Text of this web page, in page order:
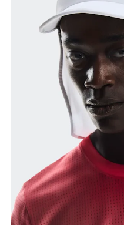
Kopfumfang
Miss deinen Kopfumfang auf Stirnhöhe. Halte dabei